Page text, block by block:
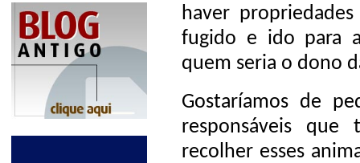
haver
fugido e ido para
quem seria o dono
Gostaríamos de
responsáveis que
recolher esses